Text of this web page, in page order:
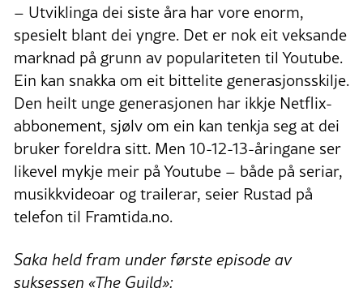
– Utviklinga dei siste åra har vore enorm,
spesielt blant dei yngre. Det er nok eit veksande
marknad på grunn av populariteten til Youtube.
Ein kan snakka om eit bittelite generasjonsskilje.
Den heilt unge generasjonen har ikkje Netflix-
abbonement, sjølv om ein kan tenkja seg at dei
bruker foreldra sitt. Men 10-12-13-åringane ser
likevel mykje meir på Youtube – både på seriar,
musikkvideoar og trailerar, seier Rustad på
telefon til Framtida.no.
Saka held fram under første episode av
suksessen «The Guild»: